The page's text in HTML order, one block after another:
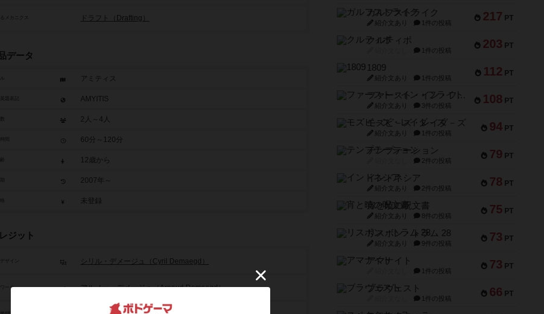
るメカニクス ドラフト（Drafting）
データ
アミティス
AMYITIS
2人～4人
60分～120分
12歳から
2007年～
未登録
ジット
ザイン シリル・デメージュ（Cyril Demaegd）
ワーク アルノー・デメージュ（Arnaud Demaegd）
217 PT
ガルフストライク
紹介文あり 1件の投稿
203 PT
クルティボ
1件の投稿
112 PT
1809
紹介文あり 1件の投稿
108 PT
ファースト・イン・フライト
紹介文あり 3件の投稿
94 PT
モズビ－ズ・レイダ－ズ
紹介文あり 1件の投稿
79 PT
テンプテーション
2件の投稿
78 PT
インドネシア
紹介文あり 2件の投稿
75 PT
宵と暁の呪文書
紹介文あり 8件の投稿
73 PT
リスボン・トラム 28
紹介文あり 9件の投稿
73 PT
アマナイト
1件の投稿
66 PT
ブラヴェスト
1件の投稿